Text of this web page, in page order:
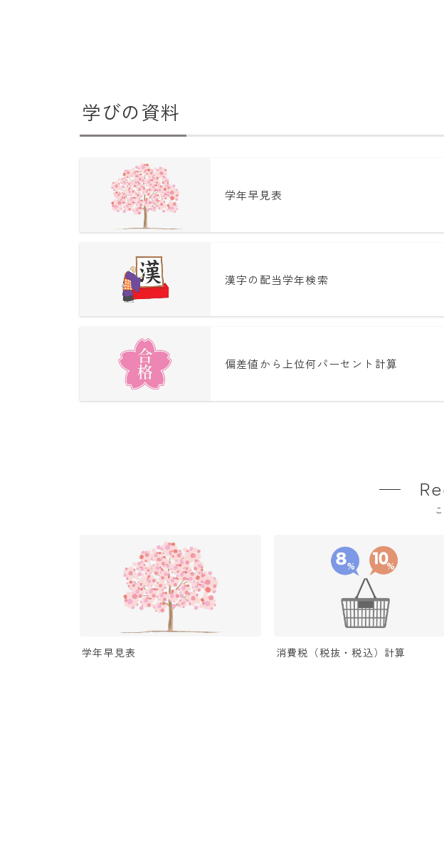
学びの資料
学年早見表
漢字の配当学年検索
偏差値から上位何パーセント計算
学年早見表 消費税（税抜・税込）計算